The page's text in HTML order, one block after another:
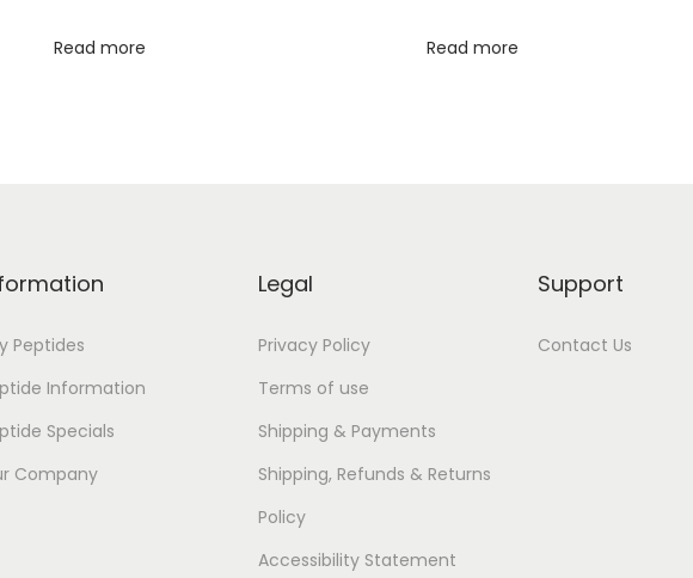
Read more Read more
Peptides
Information
Specials
Company
Legal
Privacy Policy
Terms of use
Shipping & Payments
Shipping, Refunds & Returns
Policy
Accessibility Statement
Support
Contact Us